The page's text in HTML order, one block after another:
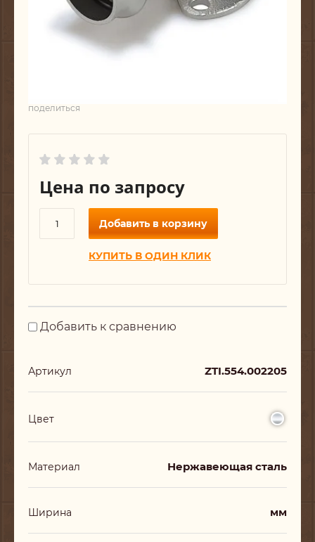
поделиться
Цена по запросу
Добавить в корзину
КУПИТЬ В ОДИН КЛИК
Добавить к сравнению
Артикул ZTI.554.002205
Цвет
Материал Нержавеющая сталь
Ширина мм